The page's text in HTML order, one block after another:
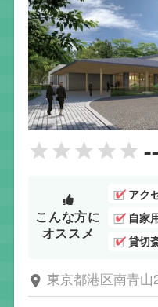
--
こんな方に
オススメ
アク
自家
貸切
東京都港区南青山